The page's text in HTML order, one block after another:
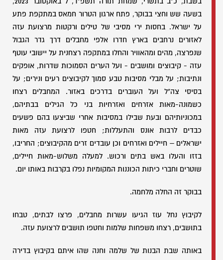
בשעה שש וחצי בבוקר, פתח ארגון הטרור חמאס במתקפת פתע
על ישראל. בחסות ירי מסיבי של טילים ורקטות מרצועת עזה
לאזורים נרחבים בארץ חדרו אלפי מחבלים דרך גדר הגבול
שנפרצה, מהים ומהאוויר והחלו במתקפה רצחנית על יישובי עוטף
עזה - קיבוצים ומושבים - ועל הערים הסמוכות שדרות, אופקים
ונתיבות; על מבלי מסיבות טבע סמוך לקיבוצים רעים ונירים; על
בסיסי צה"ל ועל העוברים בדרכים באזור. המחבלים רצחו
כשמונה-מאות אזרחים ואזרחיות בני כל הגילים בבתיהם,
במכוניותיהם ובעת שבילו במסיבות אחרי שביצעו בהם פשעים
כבדים לרבות אונס והתעללות; חטפו לרצועת עזה מאות
ישראלים – חיילים ואזרחים וכן עובדים זרים מהקיבוצים; החריבו,
בזזו והעלו באש בתים ורכוש. למעלה משלוש-מאות חיילים,
שוטרים וחברי כיתות הכוננות המקומיות נפלו בקרבות באותו יום.
בבוקר זה החלה מלחמה.
לקיבוץ נחל עוז הגיעו עשרות מחבלים, פרצו לבתים, טבחו
בתושבים, רצחו משפחות שלמות וחטפו תושבים לרצועת עזה.
באותה שבת הבנות של שלמה וחנה שהו איתם בקיבוץ בדירה